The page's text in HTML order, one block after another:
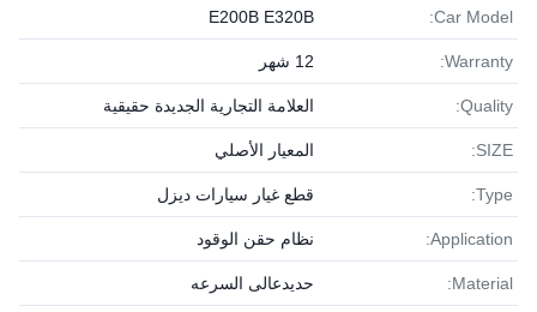
Car Model:
E200B E320B
Warranty: 12 شهر
Quality: العلامة التجارية الجديدة حقيقية
SIZE: المعيار الأصلي
Type: قطع غيار سيارات ديزل
Application: نظام حقن الوقود
Material: حديدعالى السرعه